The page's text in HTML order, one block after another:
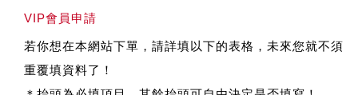
VIP會員申請
若你想在本網站下單，請詳填以下的表格，未來您就不須
重覆填資料了！